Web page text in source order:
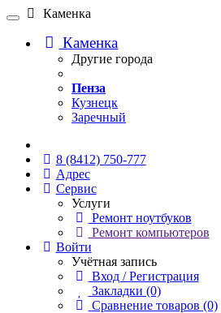
Каменка
Каменка
Другие города
Пенза
Кузнецк
Заречный
8 (8412) 750-777
Адрес
Сервис
Услуги
Ремонт ноутбуков
Ремонт компьютеров
Войти
Учётная запись
Вход / Регистрация
Закладки (0)
Сравнение товаров (0)